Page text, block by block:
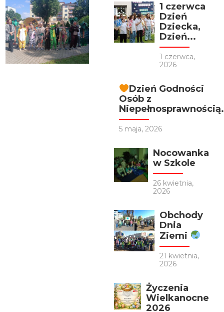
1 czerwca
Dzień
Dziecka,
Dzień...
1 czerwca,
2026
Dzień Godności
Osób z
5 maja, 2026
Nocowanka
w Szkole
26 kwietnia,
2026
Obchody
Dnia
Ziemi
21 kwietnia,
2026
Życzenia
Wielkanocne
2026